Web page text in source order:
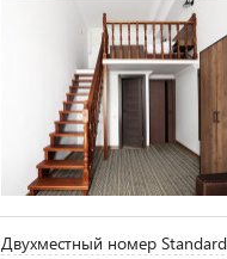
Двухместный номер